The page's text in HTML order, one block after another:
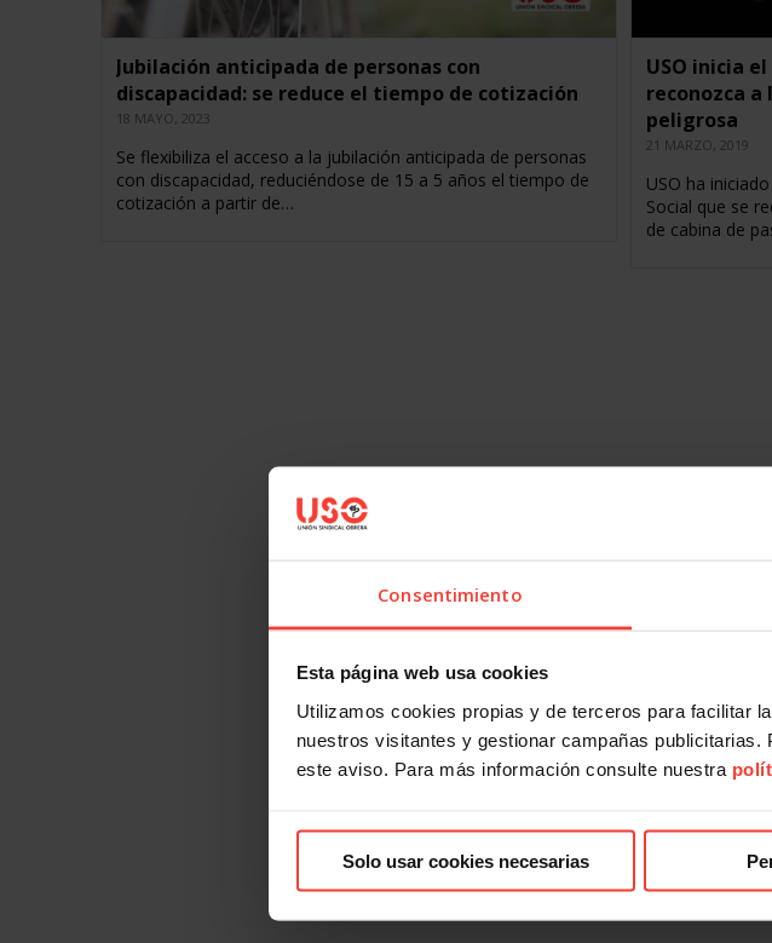
Consentimiento
Esta página web usa cookies
Utilizamos cookies propias y de terceros para facilitar
nuestros visitantes y gestionar campañas
este aviso. Para más información consulte nuestra
Solo usar cookies necesarias
Jubilación anticipada de personas con
discapacidad: se reduce el tiempo de cotización
18 MAYO, 2023
Se flexibiliza el acceso a la jubilación anticipada de personas
con discapacidad, reduciéndose de 15 a 5 años el tiempo de
cotización a partir de…
USO inicia
reconozca a
peligrosa
21 MARZO, 2019
USO ha
Social que se
de cabina de